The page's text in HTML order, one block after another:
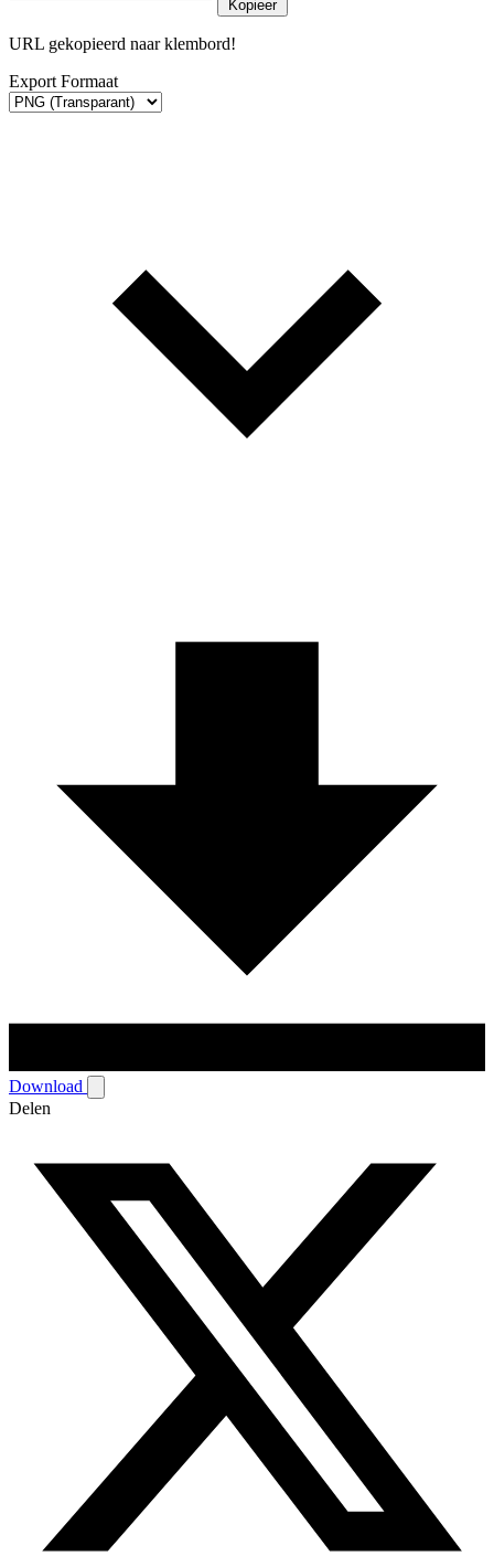
Kopieer
URL gekopieerd naar klembord!
Export Formaat
Download
Delen